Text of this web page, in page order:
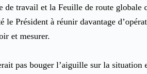
de travail et la Feuille de route
Président à réunir davantage
et mesurer.
pas bouger l’aiguille sur la